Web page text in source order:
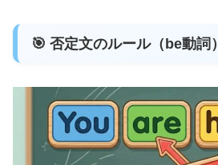
🎯 否定文のルール（be動詞）